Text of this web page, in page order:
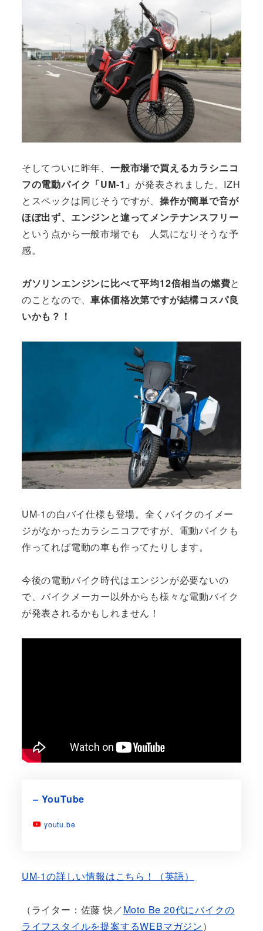
そしてついに昨年、 一般市場で買えるカラシニコ
フの電動バイク「UM-1」 が発表されました。IZH
とスペックは同じそうですが、 操作が簡単で音が
ほぼ出ず、エンジンと違ってメンテナンスフリー
という点から一般市場でも 人気になりそうな予
感。
ガソリンエンジンに比べて平均12倍相当の燃費と
のことなので、車体価格次第ですが結構コスパ良
いかも？！
UM-1の白バイ仕様も登場。全くバイクのイメー
ジがなかったカラシニコフですが、電動バイクも
作ってれば電動の車も作ってたりします。
今後の電動バイク時代はエンジンが必要ないの
で、バイクメーカー以外からも様々な電動バイク
が発表されるかもしれません！
– YouTube
youtu.be
UM-1の詳しい情報はこちら！（英語）
（ライター：佐藤 快／Moto Be 20代にバイクの
ライフスタイルを提案するWEBマガジン）